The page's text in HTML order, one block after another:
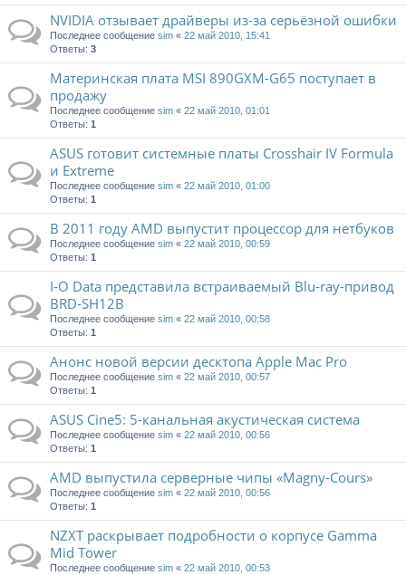
NVIDIA отзывает драйверы из-за серьёзной ошибки
Последнее сообщение sim « 22 май 2010, 15:41
Ответы: 3
Материнская плата MSI 890GXM-G65 поступает в
продажу
Последнее сообщение sim « 22 май 2010, 01:01
Ответы: 1
ASUS готовит системные платы Crosshair IV Formula
и Extreme
Последнее сообщение sim « 22 май 2010, 01:00
Ответы: 1
В 2011 году AMD выпустит процессор для нетбуков
Последнее сообщение sim « 22 май 2010, 00:59
Ответы: 1
I-O Data представила встраиваемый Blu-ray-привод
BRD-SH12B
Последнее сообщение sim « 22 май 2010, 00:58
Ответы: 1
Анонс новой версии десктопа Apple Mac Pro
Последнее сообщение sim « 22 май 2010, 00:57
Ответы: 1
ASUS Cine5: 5-канальная акустическая система
Последнее сообщение sim « 22 май 2010, 00:56
Ответы: 1
AMD выпустила серверные чипы «Magny-Cours»
Последнее сообщение sim « 22 май 2010, 00:56
Ответы: 1
NZXT раскрывает подробности о корпусе Gamma
Mid Tower
Последнее сообщение sim « 22 май 2010, 00:53